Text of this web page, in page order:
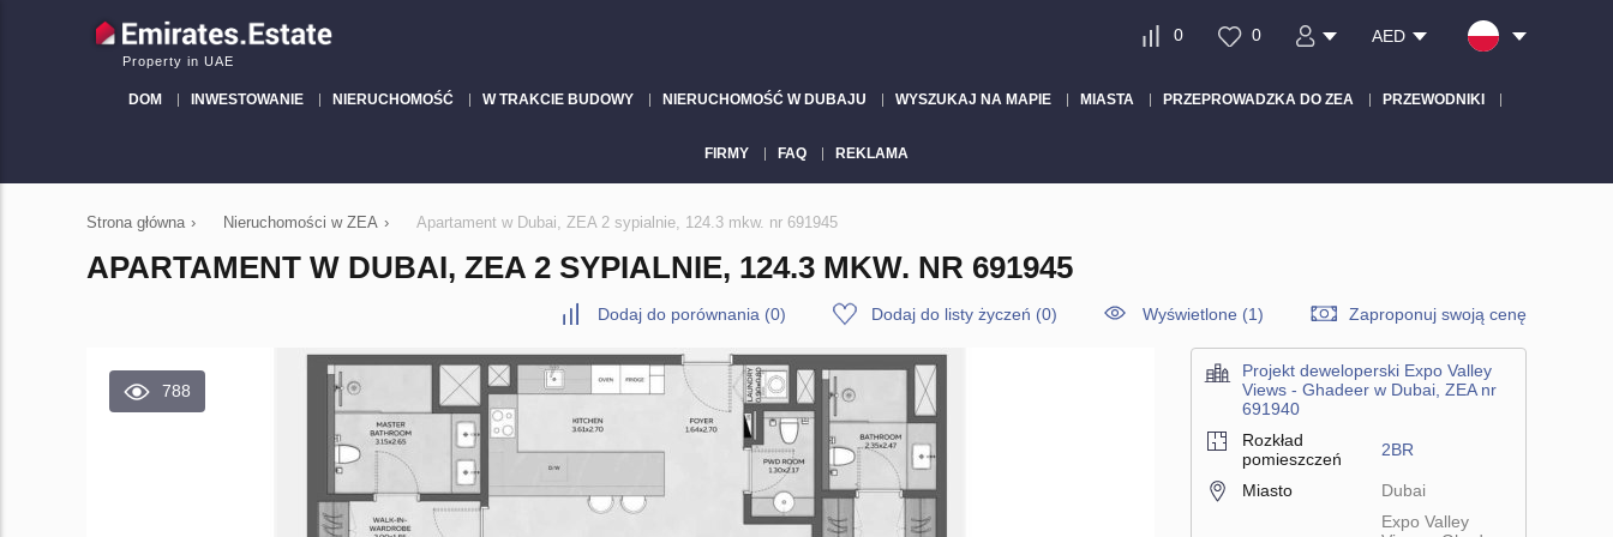
Property in UAE
0 0 AED
DOM INWESTOWANIE NIERUCHOMOŚĆ W TRAKCIE BUDOWY NIERUCHOMOŚĆ W DUBAJU WYSZUKAJ NA MAPIE MIASTA PRZEPROWADZKA DO ZEA PRZEWODNIKI
FIRMY FAQ REKLAMA
Strona główna › Nieruchomości w ZEA › Apartament w Dubai, ZEA 2 sypialnie, 124.3 mkw. nr 691945
APARTAMENT W DUBAI, ZEA 2 SYPIALNIE, 124.3 MKW. NR 691945
Dodaj do porównania (0) Dodaj do listy życzeń (0) Wyświetlone (1) Zaproponuj swoją cenę
788
Projekt deweloperski Expo Valley
Views - Ghadeer w Dubai, ZEA nr
691940
Rozkład
pomieszczeń
2BR
Miasto
Dubai
Expo Valley